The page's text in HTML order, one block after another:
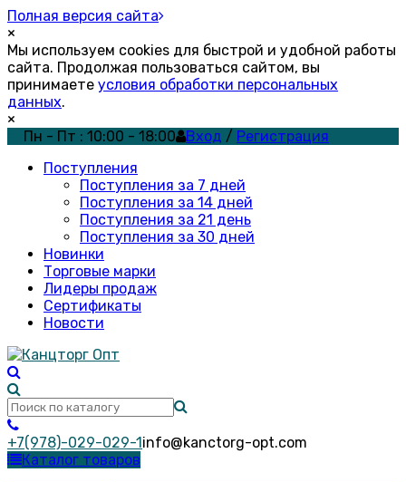
Полная версия сайта
×
Мы используем cookies для быстрой и удобной работы
сайта. Продолжая пользоваться сайтом, вы
принимаете условия обработки персональных
данных.
×
Пн - Пт : 10:00 - 18:00
Вход / Регистрация
Поступления
Поступления за 7 дней
Поступления за 14 дней
Поступления за 21 день
Поступления за 30 дней
Новинки
Торговые марки
Лидеры продаж
Сертификаты
Новости
+7(978)-029-029-1info@kanctorg-opt.com
Каталог товаров